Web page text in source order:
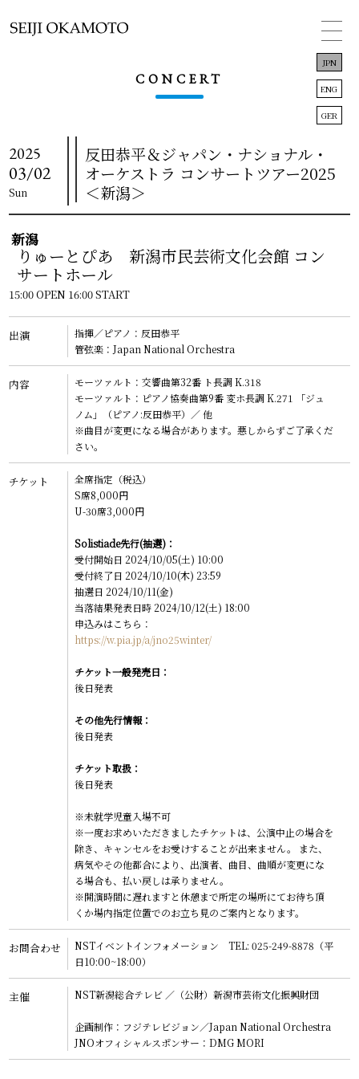
TOP
INFORMATION
BIOGRAPHY
DISCOGRAPHY
LINK
CONTACT
ENG
GER
JPN
ENG
GER
CONCERT
2025
03/02
Sun
反田恭平＆ジャパン・ナショナル・
オーケストラ コンサートツアー2025
＜新潟＞
新潟
りゅーとぴあ 新潟市民芸術文化会館 コン
サートホール
15:00 OPEN 16:00 START
出演
指揮／ピアノ：反田恭平
管弦楽：Japan National Orchestra
内容
モーツァルト：交響曲第32番 ト長調 K.318
モーツァルト：ピアノ協奏曲第9番 変ホ長調 K.271 「ジュ
ノム」（ピアノ:反田恭平）／ 他
※曲目が変更になる場合があります。悪しからずご了承くだ
さい。
チケット
全席指定（税込）
S席8,000円
U-30席3,000円
Solistiade先行(抽選)：
受付開始日 2024/10/05(土) 10:00
受付終了日 2024/10/10(木) 23:59
抽選日 2024/10/11(金)
当落結果発表日時 2024/10/12(土) 18:00
申込みはこちら：
https://w.pia.jp/a/jno25winter/
チケット一般発売日：
後日発表
その他先行情報：
後日発表
チケット取扱：
後日発表
※未就学児童入場不可
※一度お求めいただきましたチケットは、公演中止の場合を
除き、キャンセルをお受けすることが出来ません。 また、
病気やその他都合により、出演者、曲目、曲順が変更にな
る場合も、払い戻しは承りません。
※開演時間に遅れますと休憩まで所定の場所にてお待ち頂
くか場内指定位置でのお立ち見のご案内となります。
お問合わせ
NSTイベントインフォメーション TEL: 025-249-8878（平
日10:00~18:00）
主催 NST新潟総合テレビ ／（公財）新潟市芸術文化振興財団
企画制作：フジテレビジョン／Japan National Orchestra
JNOオフィシャルスポンサー：DMG MORI